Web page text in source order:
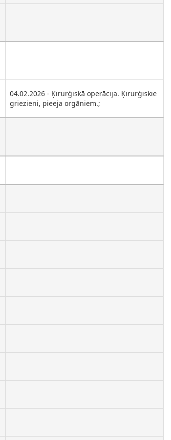
04.02.2026 - Ķirurģiskā operācija. Ķirurģiskie
griezieni, pieeja orgāniem.;